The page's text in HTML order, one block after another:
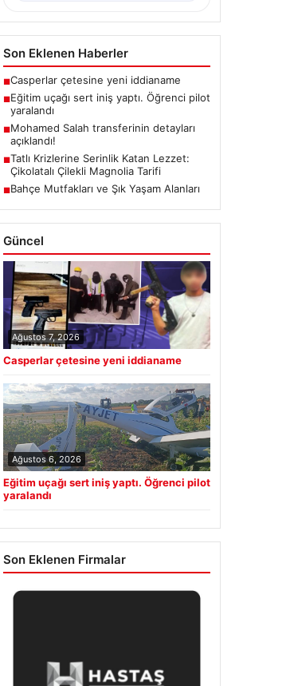
Son Eklenen Haberler
■Casperlar çetesine yeni iddianame
■Eğitim uçağı sert iniş yaptı. Öğrenci pilot
yaralandı
■Mohamed Salah transferinin detayları
açıklandı!
■Tatlı Krizlerine Serinlik Katan Lezzet:
Çikolatalı Çilekli Magnolia Tarifi
■Bahçe Mutfakları ve Şık Yaşam Alanları
Güncel
Ağustos 7, 2026
Casperlar çetesine yeni iddianame
Ağustos 6, 2026
Eğitim uçağı sert iniş yaptı. Öğrenci pilot
yaralandı
Son Eklenen Firmalar